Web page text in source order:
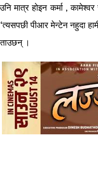
मात्र होइन कर्मा ,
पीआर मेन्टेन नहुदा
।